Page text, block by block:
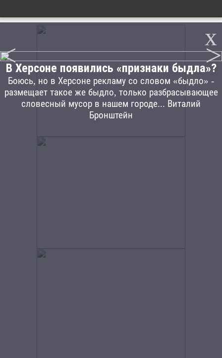
x
< >
В Херсоне появились «признаки быдла»?
Боюсь, но в Херсоне рекламу со словом «быдло» -
размещает такое же быдло, только разбрасывающее
словесный мусор в нашем городе... Виталий
Бронштейн